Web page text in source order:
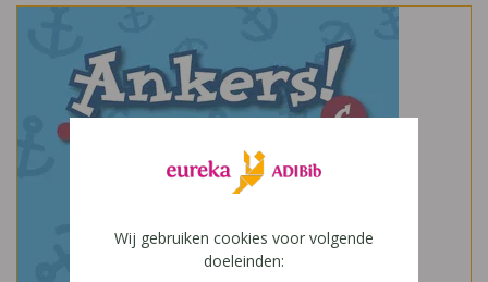
Wij gebruiken cookies voor volgende
doeleinden: